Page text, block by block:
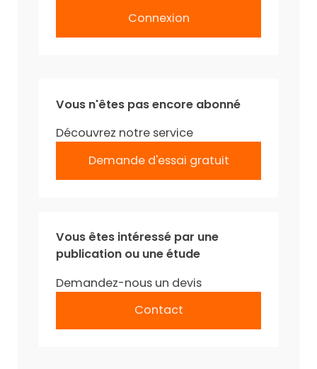
Connexion
Vous n'êtes pas encore abonné
Découvrez notre service
Demande d'essai gratuit
Vous êtes intéressé par une
publication ou une étude
Demandez-nous un devis
Contact